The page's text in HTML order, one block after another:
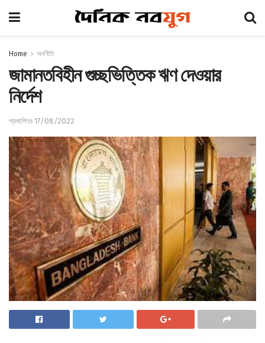
Home অর্থনীতি
জামানতবিহীন গুচ্ছভিত্তিক ঋণ দেওয়ার
নির্দেশ
প্রকাশিতঃ 17/08/2022